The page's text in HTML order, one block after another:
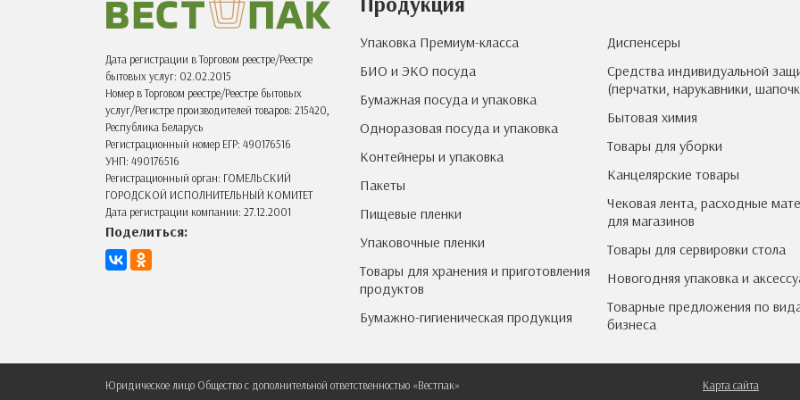
торговых сетей
принадлежности для
шаурмичных
Одноразовая посуда и
упаковка для доставки еды
Одноразовая посуда и
упаковка для летнего кафе,
веранды ресторана
Дата регистрации в Торговом реестре/Реестре
бытовых услуг: 02.02.2015
Номер в Торговом реестре/Реестре бытовых
услуг/Регистре производителей товаров: 215420,
Республика Беларусь
Регистрационный номер ЕГР: 490176516
УНП: 490176516
Регистрационный орган: ГОМЕЛЬСКИЙ
ГОРОДСКОЙ ИСПОЛНИТЕЛЬНЫЙ КОМИТЕТ
Дата регистрации компании: 27.12.2001
Поделиться:
Упаковка Премиум-класса
БИО и ЭКО посуда
Бумажная посуда и упаковка
Одноразовая посуда и упаковка
Контейнеры и упаковка
Пакеты
Пищевые пленки
Упаковочные пленки
Товары для хранения и приготовления
продуктов
Бумажно-гигиеническая продукция
Диспенсеры
Средства индивидуальной
(перчатки, нарукавники,
Бытовая химия
Товары для уборки
Канцелярские товары
Чековая лента, расходные
для магазинов
Товары для сервировки стола
Новогодняя упаковка и
Товарные предложения по
бизнеса
Юридическое лицо Общество с дополнительной ответственностью «Вестпак» Карта сайта